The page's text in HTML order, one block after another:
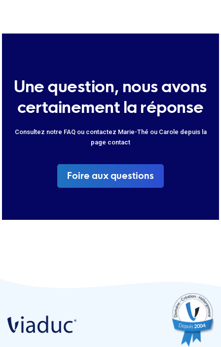
Une question, nous avons
certainement la réponse
Consultez notre FAQ ou contactez Marie-Thé ou Carole depuis la
page contact
Foire aux questions